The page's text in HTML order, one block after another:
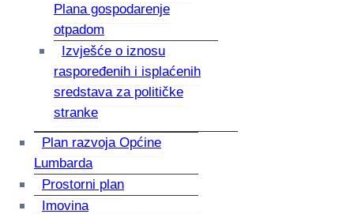
Plana gospodarenje
otpadom
Izvješće o iznosu
raspoređenih i isplaćenih
sredstava za političke
stranke
Plan razvoja Općine
Lumbarda
Prostorni plan
Imovina